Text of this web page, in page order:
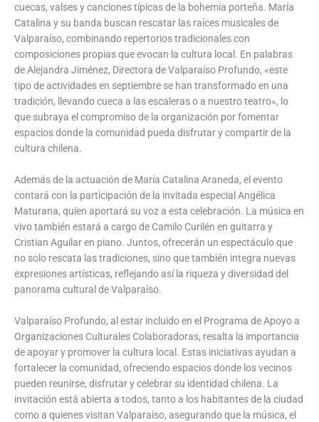
cuecas, valses y canciones típicas de la bohemia porteña. María
Catalina y su banda buscan rescatar las raíces musicales de
Valparaíso, combinando repertorios tradicionales con
composiciones propias que evocan la cultura local. En palabras
de Alejandra Jiménez, Directora de Valparaíso Profundo, «este
tipo de actividades en septiembre se han transformado en una
tradición, llevando cueca a las escaleras o a nuestro teatro», lo
que subraya el compromiso de la organización por fomentar
espacios donde la comunidad pueda disfrutar y compartir de la
cultura chilena.
Además de la actuación de María Catalina Araneda, el evento
contará con la participación de la invitada especial Angélica
Maturana, quien aportará su voz a esta celebración. La música en
vivo también estará a cargo de Camilo Curilén en guitarra y
Cristian Aguilar en piano. Juntos, ofrecerán un espectáculo que
no solo rescata las tradiciones, sino que también integra nuevas
expresiones artísticas, reflejando así la riqueza y diversidad del
panorama cultural de Valparaíso.
Valparaíso Profundo, al estar incluido en el Programa de Apoyo a
Organizaciones Culturales Colaboradoras, resalta la importancia
de apoyar y promover la cultura local. Estas iniciativas ayudan a
fortalecer la comunidad, ofreciendo espacios donde los vecinos
pueden reunirse, disfrutar y celebrar su identidad chilena. La
invitación está abierta a todos, tanto a los habitantes de la ciudad
como a quienes visitan Valparaíso, asegurando que la música, el